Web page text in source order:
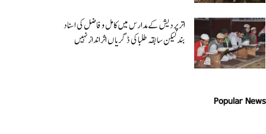
اتر پردیش کےمدارس میں کامل و فاضل کی اسناد
بند لیکن سابقہ طلبا کی ڈگریا ں اثرانداز نہیں
Popular News